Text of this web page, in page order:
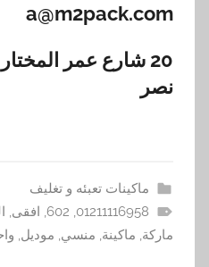
a@m2pack.com
20 شارع عمر
نصر
ماكينات تعبئه و تغليف
01211116958
,
602
, افقى,
ماركة, ماكينة, منسي, موديل,